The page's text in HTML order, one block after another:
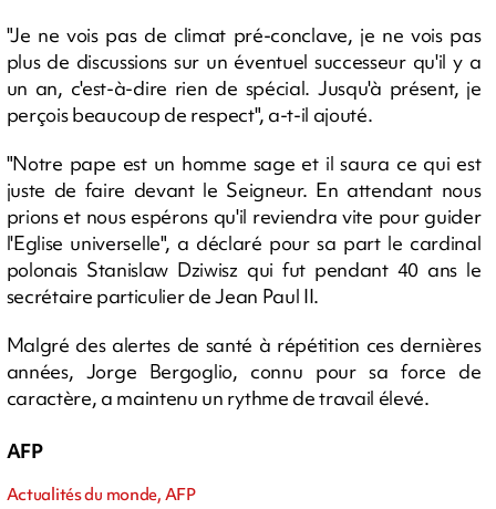
"Je ne vois pas de climat pré-conclave, je ne vois pas
plus de discussions sur un éventuel successeur qu'il y a
un an, c'est-à-dire rien de spécial. Jusqu'à présent, je
perçois beaucoup de respect", a-t-il ajouté.
"Notre pape est un homme sage et il saura ce qui est
juste de faire devant le Seigneur. En attendant nous
prions et nous espérons qu'il reviendra vite pour guider
l'Eglise universelle", a déclaré pour sa part le cardinal
polonais Stanislaw Dziwisz qui fut pendant 40 ans le
secrétaire particulier de Jean Paul II.
Malgré des alertes de santé à répétition ces dernières
années, Jorge Bergoglio, connu pour sa force de
caractère, a maintenu un rythme de travail élevé.
AFP
Actualités du monde, AFP